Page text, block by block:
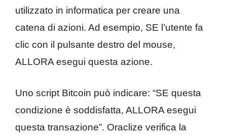
utilizzato in informatica per creare una
catena di azioni. Ad esempio, SE l’utente fa
clic con il pulsante destro del mouse,
ALLORA esegui questa azione.
Uno script Bitcoin può indicare: “SE questa
condizione è soddisfatta, ALLORA esegui
questa transazione”. Oraclize verifica la